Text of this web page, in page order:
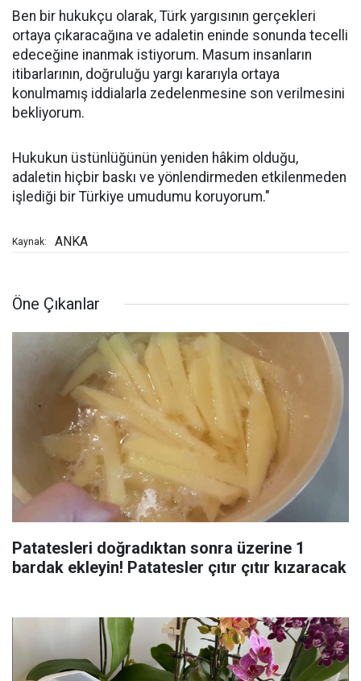
Ben bir hukukçu olarak, Türk yargısının gerçekleri
ortaya çıkaracağına ve adaletin eninde sonunda tecelli
edeceğine inanmak istiyorum. Masum insanların
itibarlarının, doğruluğu yargı kararıyla ortaya
konulmamış iddialarla zedelenmesine son verilmesini
bekliyorum.
Hukukun üstünlüğünün yeniden hâkim olduğu,
adaletin hiçbir baskı ve yönlendirmeden etkilenmeden
işlediği bir Türkiye umudumu koruyorum."
Kaynak: ANKA
Öne Çıkanlar
Patatesleri doğradıktan sonra üzerine 1
bardak ekleyin! Patatesler çıtır çıtır kızaracak